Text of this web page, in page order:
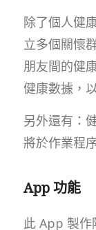
除了個人健
立多個關懷
朋友間的健
健康數據，
另外還有：
將於作業程
App 功能
此 App 製作